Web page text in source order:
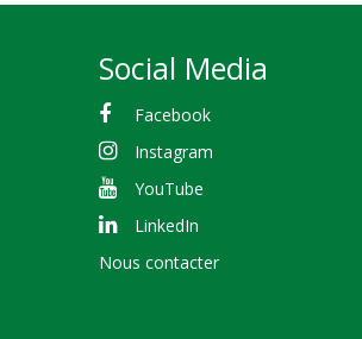
Social Media
Facebook
Instagram
YouTube
LinkedIn
Nous contacter